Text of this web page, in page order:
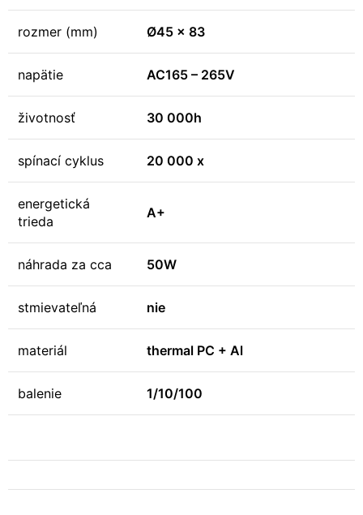
rozmer (mm) Ø45 x 83
napätie AC165 – 265V
životnosť 30 000h
spínací cyklus 20 000 x
energetická
trieda
A+
náhrada za cca 50W
stmievateľná nie
materiál thermal PC + Al
balenie 1/10/100